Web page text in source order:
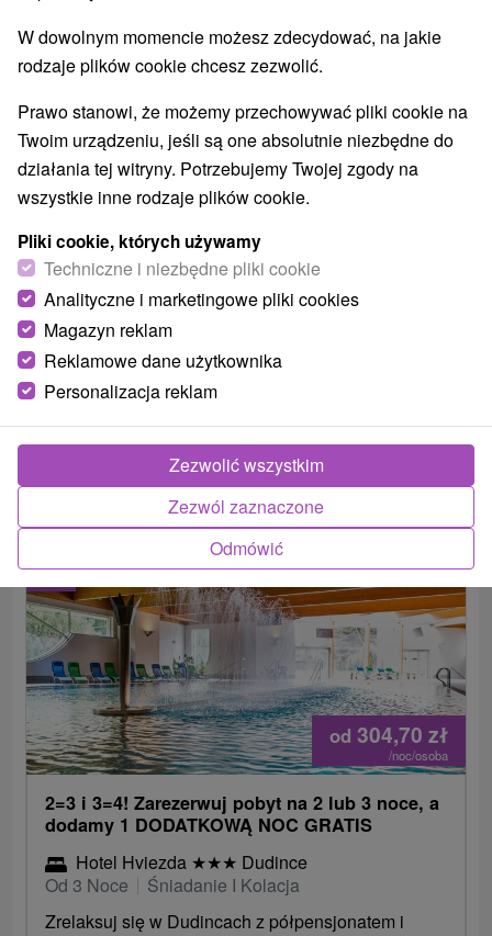
1.
Lato w Dudincach: Lato w Dudincach:
Nieograniczony dostęp do świata basenów i
saun
Hotel Hviezda★★
Relaks w wodzie uzupełniają animacje, rowery,
tenis stołowy, fitness i zabiegi relaksacyjne.
od 304,70 zł
/noc/osoba
2.
2=3 i 3=4! Zarezerwuj pobyt na 2 lub 3 noce, a
dodamy 1 DODATKOWĄ NOC GRATIS
Hotel Hviezda ★★★ Dudince
Od 3 Noce
Śniadanie I Kolacja
Zrelaksuj się w Dudincach z półpensjonatem i
W dowolnym momencie możesz zdecydować, na jakie
rodzaje plików cookie chcesz zezwolić.
Prawo stanowi, że możemy przechowywać pliki cookie na
Twoim urządzeniu, jeśli są one absolutnie niezbędne do
działania tej witryny. Potrzebujemy Twojej zgody na
wszystkie inne rodzaje plików cookie.
Pliki cookie, których używamy
Techniczne i niezbędne pliki cookie
Analityczne i marketingowe pliki cookies
Magazyn reklam
Reklamowe dane użytkownika
Personalizacja reklam
Odmówić
Zezwól zaznaczone
Zezwolić wszystkim